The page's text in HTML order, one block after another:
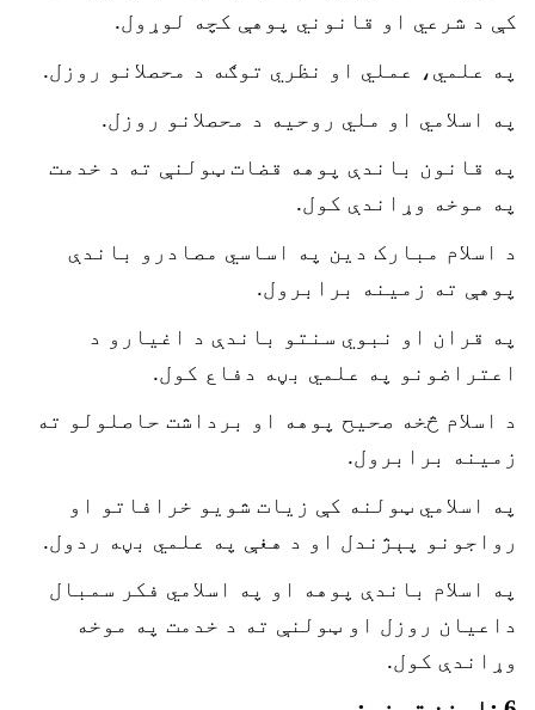
کې د شرعي او قانوني پوهې کچه لوړول.
په علمي، عملي او نظري توګه د محصلانو روزل.
په اسلامي او ملي روحيه د محصلانو روزل.
په قانون باندې پوهه قضات ټولنې ته د خدمت
په موخه وړاندې کول.
د اسلام مبارک دين په اساسي مصادرو باندې
پوهې ته زمينه برابرول.
په قران او نبوي سنتو باندې د اغيارو د
اعتراضونو په علمي بڼه دفاع کول.
د اسلام څخه صحيح پوهه او برداشت حاصلولو ته
زمينه برابرول.
په اسلامي ټولنه کې زيات شويو خرافاتو او
رواجونو پېژندل او د هغې په علمي بڼه ردول.
په اسلام باندې پوهه او په اسلامي فکر سمبال
داعيان روزل او ټولنې ته د خدمت په موخه
وړاندې کول.